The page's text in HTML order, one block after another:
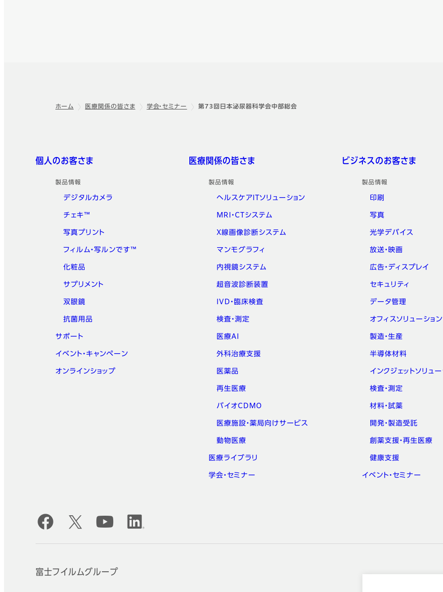
ホーム 医療関係の皆さま 学会・セミナー 第73回日本泌尿器科学会中部総会
クイックリンク
個人のお客さま
製品情報
デジタルカメラ
チェキ™
写真プリント
フィルム・写ルンです™
化粧品
サプリメント
双眼鏡
抗菌用品
サポート
イベント・キャンペーン
オンラインショップ
医療関係の皆さま
製品情報
ヘルスケアITソリューション
MRI・CTシステム
X線画像診断システム
マンモグラフィ
内視鏡システム
超音波診断装置
IVD・臨床検査
検査・測定
医療AI
外科治療支援
医薬品
再生医療
バイオCDMO
医療施設・薬局向けサービス
動物医療
医療ライブラリ
学会・セミナー
ビジネスのお客さま
製品情報
印刷
写真
光学デバイス
放送・映画
広告・ディスプレイ
セキュリティ
データ管理
オフィスソリューション
製造・生産
半導体材料
インクジェットソリュー
検査・測定
材料・試薬
開発・製造受託
創薬支援・再生医療
健康支援
イベント・セミナー
公式SNSアカウント
富士フイルムグループ